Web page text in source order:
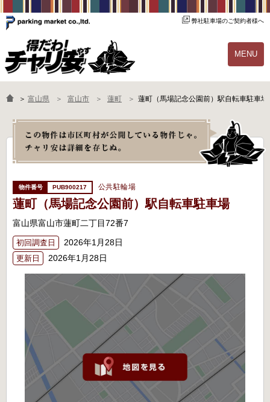
弊社駐車場のご契約者様へ
MENU
物件一覧 ご契約の流れ
よくあるご質問 駐輪場オーナー様へ
＞ 富山県 富山市 蓮町 蓮町（馬場記念公園前）駅自転車駐車場
PUB900217 公共駐輪場
蓮町（馬場記念公園前）駅自転車駐車場
富山県富山市蓮町二丁目72番7
初回調査日 2026年1月28日
更新日 2026年1月28日